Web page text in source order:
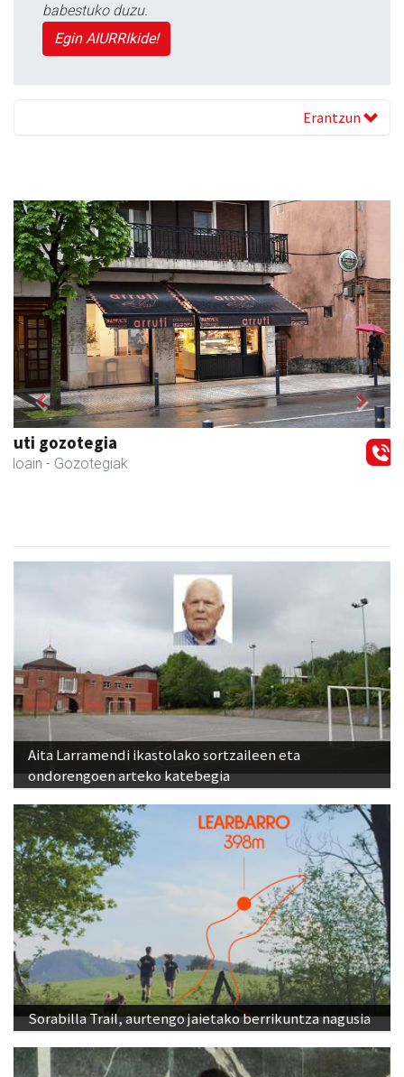
babestuko duzu.
Egin AIURRIkide!
Erantzun
Bengoetxea autoeskola
Andoain - Autoeskolak
Previous Next
Aita Larramendi ikastolako sortzaileen eta
ondorengoen arteko katebegia
Sorabilla Trail, aurtengo jaietako berrikuntza nagusia